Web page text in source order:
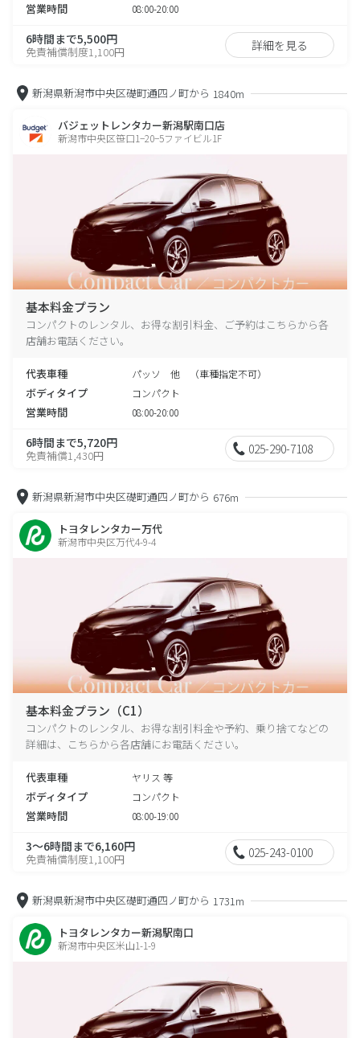
営業時間 08:00-20:00
6時間まで5,500円
免責補償制度1,100円 詳細を見る
新潟県新潟市中央区礎町通四ノ町から 1840m
バジェットレンタカー新潟駅南口店
新潟市中央区笹口1−20−5ファイビル1F
基本料金プラン
コンパクトのレンタル、お得な割引料金、ご予約はこちらから各
店舗お電話ください。
代表車種 パッソ 他 （車種指定不可）
ボディタイプ コンパクト
営業時間 08:00-20:00
6時間まで5,720円
免責補償1,430円 025-290-7108
新潟県新潟市中央区礎町通四ノ町から 676m
トヨタレンタカー万代
新潟市中央区万代4-9-4
基本料金プラン（C1）
コンパクトのレンタル、お得な割引料金や予約、乗り捨てなどの
詳細は、こちらから各店舗にお電話ください。
代表車種 ヤリス 等
ボディタイプ コンパクト
営業時間 08:00-19:00
3～6時間まで6,160円
免責補償制度1,100円 025-243-0100
新潟県新潟市中央区礎町通四ノ町から 1731m
トヨタレンタカー新潟駅南口
新潟市中央区米山1-1-9